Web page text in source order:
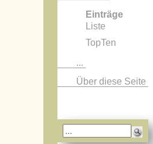
Einträge
Liste
TopTen
...
Über diese Seite